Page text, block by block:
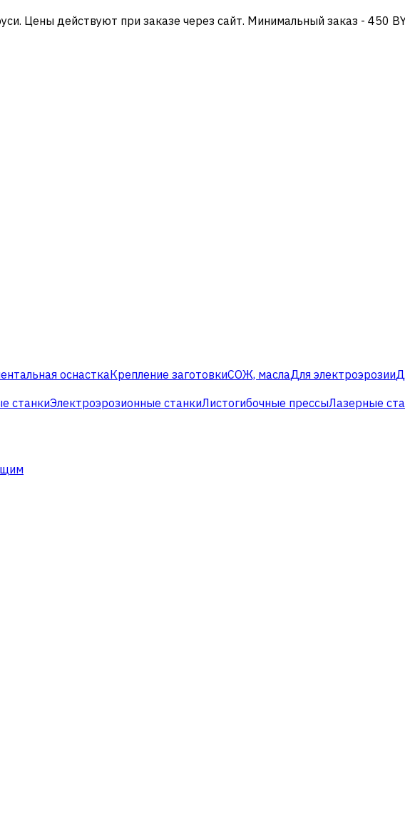
Цены действуют при заказе через сайт. Минимальный заказ - 450
оснасткаКрепление заготовкиСОЖ, маслаДля электроэрозии
станкиЭлектроэрозионные станкиЛистогибочные прессыЛазерные